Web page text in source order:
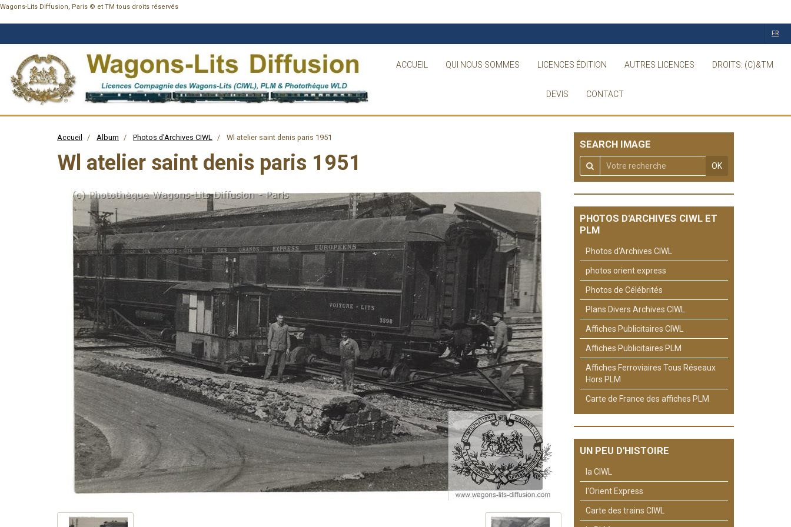
Wagons-Lits Diffusion, Paris © et TM tous droits réservés
ACCUEIL QUI NOUS SOMMES LICENCES ÉDITION AUTRES LICENCES DROITS: (C)&TM
DEVIS CONTACT
FR
Accueil Album Photos d'Archives CIWL Wl atelier saint denis paris 1951
Wl atelier saint denis paris 1951
SEARCH IMAGE
OK
PHOTOS D'ARCHIVES CIWL ET
PLM
Photos d'Archives CIWL
photos orient express
Photos de Célébrités
Plans Divers Archives CIWL
Affiches Publicitaires CIWL
Affiches Publicitaires PLM
Affiches Ferroviaires Tous Réseaux
Hors PLM
Carte de France des affiches PLM
UN PEU D'HISTOIRE
la CIWL
l'Orient Express
Carte des trains CIWL